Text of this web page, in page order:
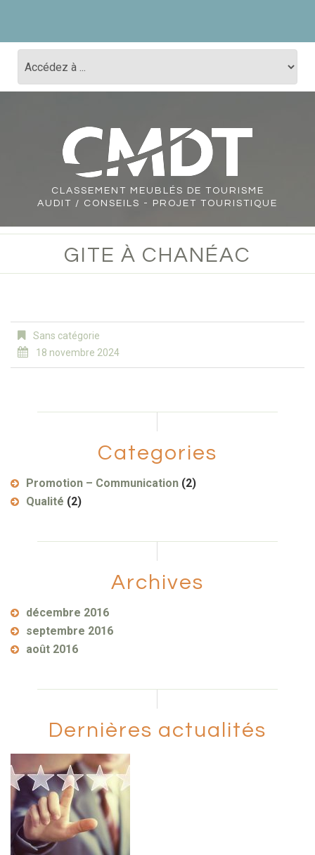
CLASSEMENT
MEUBLÉS DE TOURISME
AUDIT / CONSEILS - PROJET TOURISTIQUE
GITE À CHANÉAC
Sans catégorie
18 novembre 2024
Categories
Promotion – Communication (2)
Qualité (2)
Archives
décembre 2016
septembre 2016
août 2016
Dernières actualités